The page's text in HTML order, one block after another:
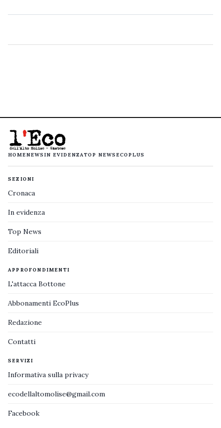
HOMENEWS IN EVIDENZATOP NEWS ECOPLUS
SEZIONI
Cronaca
In evidenza
Top News
Editoriali
APPROFONDIMENTI
L'attacca Bottone
Abbonamenti EcoPlus
Redazione
Contatti
SERVIZI
Informativa sulla privacy
ecodellaltomolise@gmail.com
Facebook